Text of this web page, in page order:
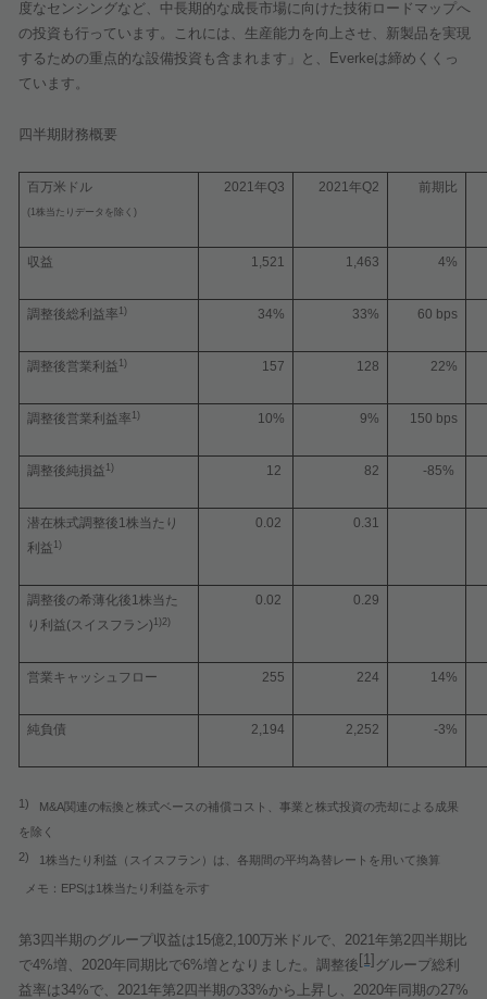
度なセンシングなど、中長期的な成長市場に向けた技術ロードマップへ
の投資も行っています。これには、生産能力を向上させ、新製品を実現
するための重点的な設備投資も含まれます」と、
Everkeは締めくくっ
ています。
四半期財務概要
百万米ドル
(1株当たりデータを除く )
2021年Q3 2021年Q2 前期比
収益 1,521 1,463 4%
調整後総利益率 1) 34% 33% 60 bps
調整後営業利益 1) 157 128 22%
調整後営業利益率 1) 10% 9% 150 bps
調整後純損益 1) 12 82 -85%
潜在株式調整後1株当たり
利益 1)
0.02 0.31
調整後の希薄化後1株当た
り利益(スイスフラン) 1)2)
0.02 0.29
営業キャッシュフロー 255 224 14%
純負債 2,194 2,252 -3%
1) M&A関連の転換と株式ベースの補償コスト、事業と株式投資の売却による成果
を除く
2) 1株当たり利益（スイスフラン）は、各期間の平均為替レートを用いて換算
メモ： EPS は1株当たり利益を示す
第3 四半期のグループ収益は15億2,100万米ドルで、 2021年第2 四半期比
で4%増、 2020年同期比で6%増となりました。調整後 [1] グループ総利
益率は34%で、 2021年第2 四半期の33%から上昇し、 2020年同期の27%